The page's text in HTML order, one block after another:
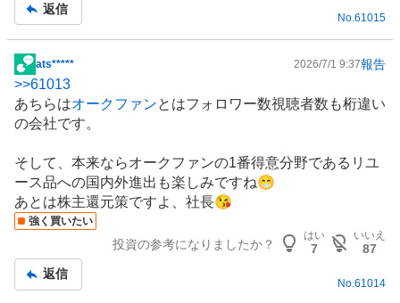
返信
No.61015
掲
示
板
記
ats***** 2026/7/1 9:37報告
>>61013
あちらはオークファンとはフォロワー数視聴者数も桁違い
の会社です。
そして、本来ならオークファンの1番得意分野である リユ
ース品への国内外進出も楽しみですね😁
あとは株主還元策ですよ、社長😘
強く買いたい
投資の参考になりましたか？
はい
7
いいえ
87
返信
No. 61014